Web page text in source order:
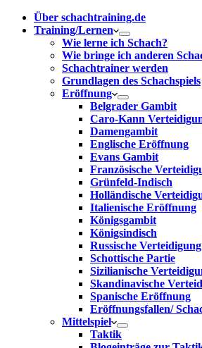
Über schachtraining.de
Training/Lernen
Wie lerne ich Schach?
Wie bringe ich anderen
Schachtrainer werden
Grundlagen des Schachspiels
Eröffnung
Belgrader Gambit
Caro-Kann
Damengambit
Englische Eröffnung
Evans Gambit
Französische
Grünfeld-Indisch
Holländische
Italienische Eröffnung
Königsgambit
Königsindisch
Russische Verteidigung
Schottische Partie
Sizilianische
Skandinavische
Spanische Eröffnung
Eröffnungsfallen/
Mittelspiel
Taktik